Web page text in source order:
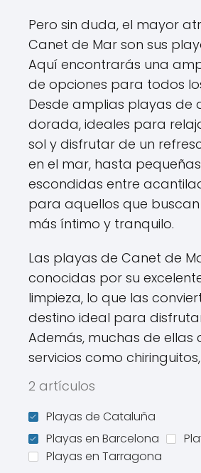
Pero sin duda, el mayor
Canet de Mar son sus
Aquí encontrarás una
de opciones para todos
Desde amplias playas de
dorada, ideales para
sol y disfrutar de un
en el mar, hasta
escondidas entre
para aquellos que buscan
más íntimo y tranquilo.
Las playas de Canet de
conocidas por su
limpieza, lo que las
destino ideal para
Además, muchas de ellas
servicios como
2 artículos
Playas de Cataluña
Playas en Barcelona
Playas en Tarragona